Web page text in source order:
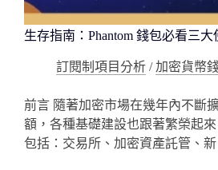
生存指南：Phantom 錢包必看三大
訂閱制項目分析 /加密貨幣
前言 隨著加密市場在幾年內不斷
額，各種基礎建設也跟著繁榮起
包括：交易所、加密資產託管、